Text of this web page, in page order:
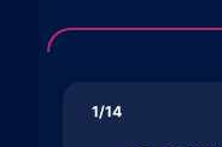
1/14